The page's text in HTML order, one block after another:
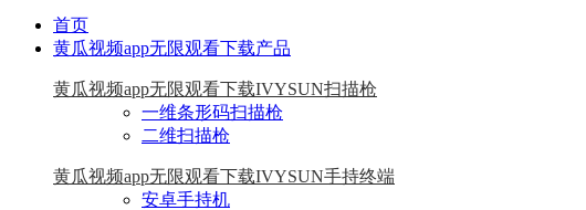
首页
黄瓜视频app无限观看下载产品
黄瓜视频app无限观看下载IVYSUN扫描枪
一维条形码扫描枪
二维扫描枪
黄瓜视频app无限观看下载IVYSUN手持终端
安卓手持机